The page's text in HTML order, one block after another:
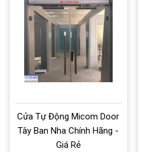
Cửa Tự Động Micom Door
Tây Ban Nha Chính Hãng -
Giá Rẻ